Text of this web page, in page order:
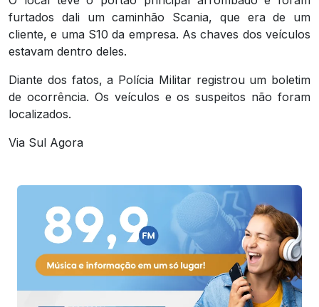
furtados dali um caminhão Scania, que era de um
cliente, e uma S10 da empresa. As‬‭ chaves‬‭ dos‬‭ veículos‬‭
estavam‬‭ dentro‬‭ deles.‬‭
Diante‬‭ dos‬‭ fatos‬‭, a Polícia Militar‬‭ registrou um boletim
de ocorrência.‬ Os veículos e os suspeitos não foram
localizados.
Via Sul Agora